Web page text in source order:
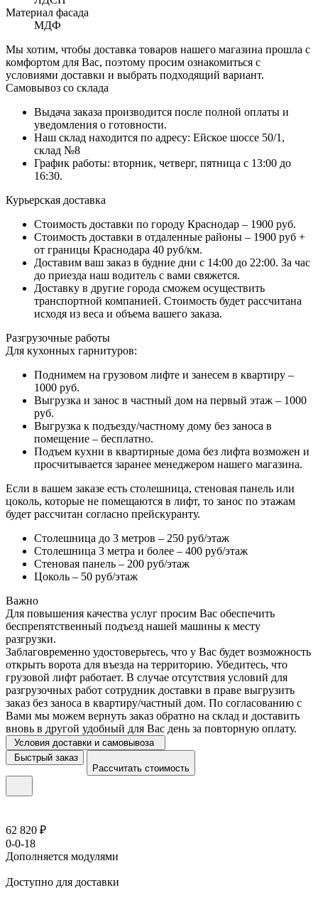
Материал фасада
МДФ
Мы хотим, чтобы доставка товаров нашего магазина прошла с
комфортом для Вас, поэтому просим ознакомиться с
условиями доставки и выбрать подходящий вариант.
Самовывоз со склада
Выдача заказа производится после полной оплаты и
уведомления о готовности.
Наш склад находится по адресу: Ейское шоссе 50/1,
склад №8
График работы: вторник, четверг, пятница с 13:00 до
16:30.
Курьерская доставка
Стоимость доставки по городу Краснодар – 1900 руб.
Стоимость доставки в отдаленные районы – 1900 руб +
от границы Краснодара 40 руб/км.
Доставим ваш заказ в будние дни с 14:00 до 22:00. За час
до приезда наш водитель с вами свяжется.
Доставку в другие города сможем осуществить
транспортной компанией. Стоимость будет рассчитана
исходя из веса и объема вашего заказа.
Разгрузочные работы
Для кухонных гарнитуров:
Поднимем на грузовом лифте и занесем в квартиру –
1000 руб.
Выгрузка и занос в частный дом на первый этаж – 1000
руб.
Выгрузка к подъезду/частному дому без заноса в
помещение – бесплатно.
Подъем кухни в квартирные дома без лифта возможен и
просчитывается заранее менеджером нашего магазина.
Если в вашем заказе есть столешница, стеновая панель или
цоколь, которые не помещаются в лифт, то занос по этажам
будет рассчитан согласно прейскуранту.
Столешница до 3 метров – 250 руб/этаж
Столешница 3 метра и более – 400 руб/этаж
Стеновая панель – 200 руб/этаж
Цоколь – 50 руб/этаж
Важно
Для повышения качества услуг просим Вас обеспечить
беспрепятственный подъезд нашей машины к месту
разгрузки.
Заблаговременно удостоверьтесь, что у Вас будет возможность
открыть ворота для въезда на территорию. Убедитесь, что
грузовой лифт работает. В случае отсутствия условий для
разгрузочных работ сотрудник доставки в праве выгрузить
заказ без заноса в квартиру/частный дом. По согласованию с
Вами мы можем вернуть заказ обратно на склад и доставить
вновь в другой удобный для Вас день за повторную оплату.
Условия доставки и самовывоза
Быстрый заказ
Рассчитать стоимость
62 820 ₽
0-0-18
Дополняется модулями
Доступно для доставки